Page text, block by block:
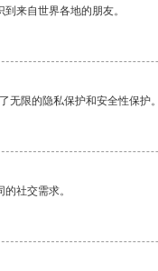
来自世界各地的朋友。
无限的隐私保护和安全性保护
社交需求。